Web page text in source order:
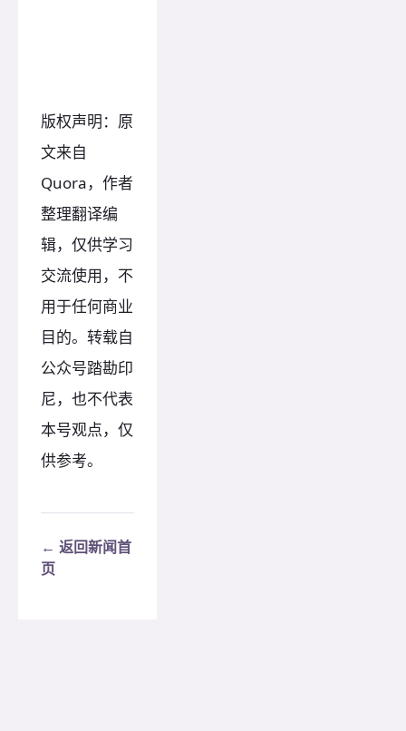
版权声明：原
文来自
Quora，作者
整理翻译编
辑，仅供学习
交流使用，不
用于任何商业
目的。转载自
公众号踏勘印
尼，也不代表
本号观点，仅
供参考。
← 返回新闻首
页